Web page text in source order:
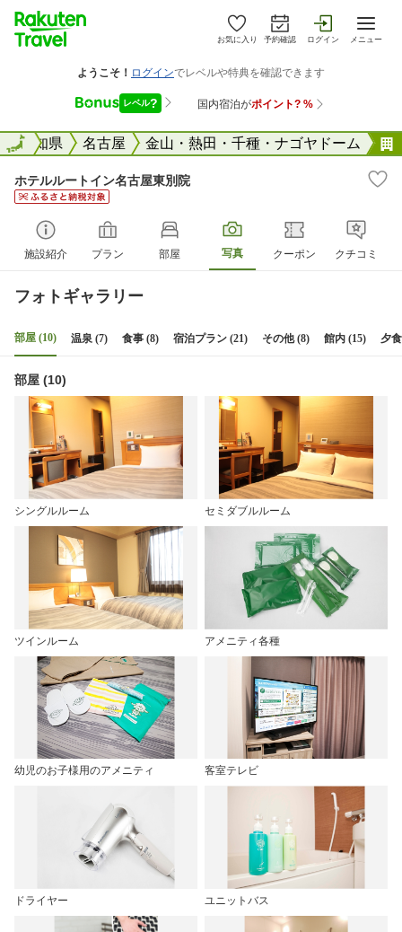
お気に入り 予約確認 ログイン メニュー
全国愛知県 名古屋 金山・熱田・千種・ナゴヤドーム
全国
ホテルルートイン名古屋東別院
施設紹介 プラン 部屋 写真 クーポン クチコミ
フォトギャラリー
部屋 (10) 温泉 (7) 食事 (8) 宿泊プラン (21) その他 (8) 館内 (15) 夕
部屋 (10)
シングルルーム セミダブルルーム
ツインルーム アメニティ各種
幼児のお子様用のアメニティ 客室テレビ
ドライヤー ユニットバス